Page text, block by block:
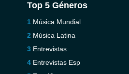
Top 5 Géneros
Música Mundial
Música Latina
Entrevistas
Entrevistas Esp